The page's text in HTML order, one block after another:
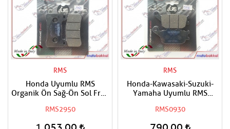
RMS
Honda Uyumlu RMS
Organik Ön Sağ-Ön Sol Fren
RMS2950
RMS
Honda-Kawasaki-Suzuki-
Yamaha Uyumlu RMS
RMS0930